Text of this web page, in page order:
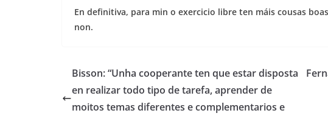
En definitiva, para min o exercicio libre ten máis cousas
non.
Bisson: “Unha cooperante ten que estar disposta
en realizar todo tipo de tarefa, aprender de
moitos temas diferentes e complementarios e